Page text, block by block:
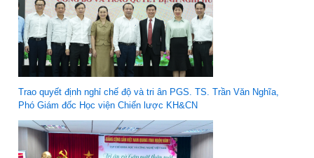
Trao quyết định nghỉ chế độ và tri ân PGS. TS. Trần Văn Nghĩa,
Phó Giám đốc Học viện Chiến lược KH&CN